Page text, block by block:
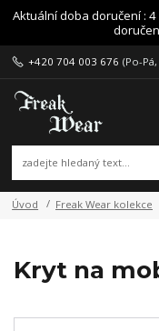
Aktuální doba doručení :
+420 704 003 676 (Po-
Úvod Freak Wear kolekce
Kryt na